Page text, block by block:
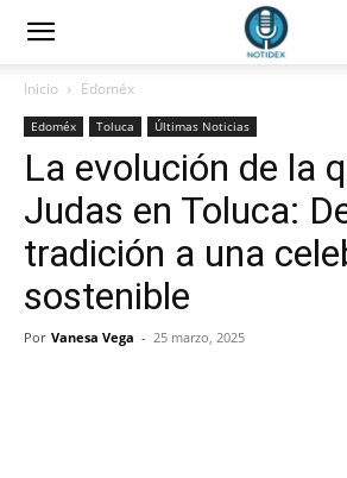
Inicio Edoméx
Edoméx Toluca Últimas Noticias
La evolución de la
Judas en Toluca:
tradición a una
sostenible
Por Vanesa Vega - 25 marzo, 2025